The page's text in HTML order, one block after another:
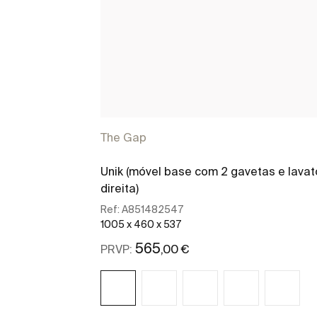
The Gap
Unik (móvel base com 2 gavetas e
direita)
Ref: A851482547
1005 x 460 x 537
PRVP: 565 ,00 €